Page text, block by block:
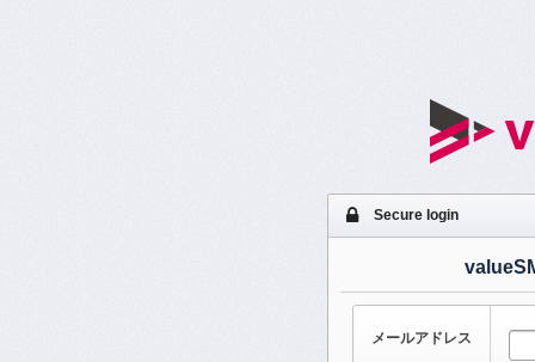
Secure login
メールアドレス